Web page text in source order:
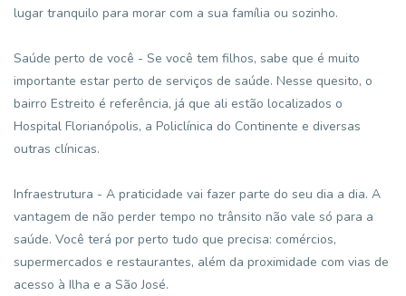
lugar tranquilo para morar com a sua família ou sozinho.
Saúde perto de você - Se você tem filhos, sabe que é muito
importante estar perto de serviços de saúde. Nesse quesito, o
bairro Estreito é referência, já que ali estão localizados o
Hospital Florianópolis, a Policlínica do Continente e diversas
outras clínicas.
Infraestrutura - A praticidade vai fazer parte do seu dia a dia. A
vantagem de não perder tempo no trânsito não vale só para a
saúde. Você terá por perto tudo que precisa: comércios,
supermercados e restaurantes, além da proximidade com vias de
acesso à Ilha e a São José.